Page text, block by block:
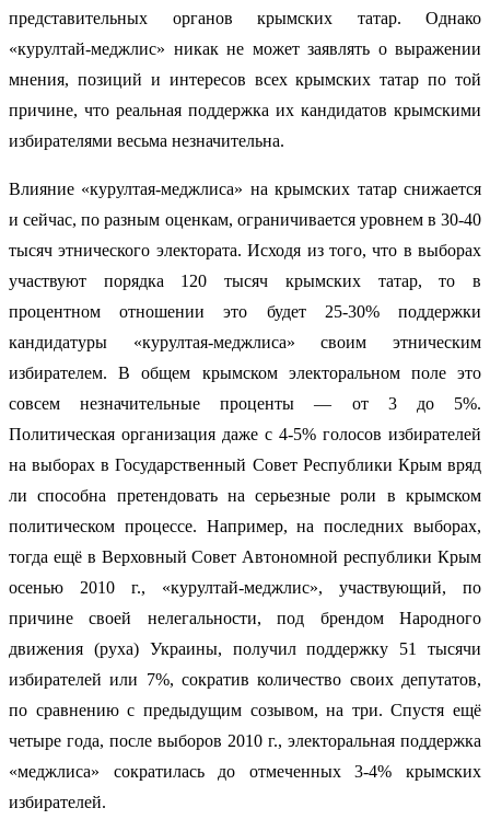
представительных органов крымских татар. Однако
«курултай-меджлис» никак не может заявлять о выражении
мнения, позиций и интересов всех крымских татар по той
причине, что реальная поддержка их кандидатов крымскими
избирателями весьма незначительна.
Влияние «курултая-меджлиса» на крымских татар снижается
и сейчас, по разным оценкам, ограничивается уровнем в 30-40
тысяч этнического электората. Исходя из того, что в выборах
участвуют порядка 120 тысяч крымских татар, то в
процентном отношении это будет 25-30% поддержки
кандидатуры «курултая-меджлиса» своим этническим
избирателем. В общем крымском электоральном поле это
совсем незначительные проценты — от 3 до 5%.
Политическая организация даже с 4-5% голосов избирателей
на выборах в Государственный Совет Республики Крым вряд
ли способна претендовать на серьезные роли в крымском
политическом процессе. Например, на последних выборах,
тогда ещё в Верховный Совет Автономной республики Крым
осенью 2010 г., «курултай-меджлис», участвующий, по
причине своей нелегальности, под брендом Народного
движения (руха) Украины, получил поддержку 51 тысячи
избирателей или 7%, сократив количество своих депутатов,
по сравнению с предыдущим созывом, на три. Спустя ещё
четыре года, после выборов 2010 г., электоральная поддержка
«меджлиса» сократилась до отмеченных 3-4% крымских
избирателей.